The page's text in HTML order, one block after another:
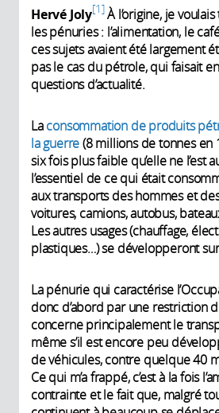
Hervé Joly 1 À l’origine, je
les pénuries : l’alimentation, le
ces sujets avaient été largement
pas le cas du pétrole, qui faisait
questions d’actualité.
Laconsommation de produits
la guerre(8 millions de tonnes en
six fois plus faible qu’elle ne l’est
l’essentiel de ce qui était
aux transports des hommes et
voitures, camions, autobus,
Les autres usages (chauffage,
plastiques…) se développeront
La pénurie qui caractérise
donc d’abord par une restriction
concerne principalement le
même s’il est encore peu
de véhicules, contre quelque 40
Ce qui m’a frappé, c’est à la fois
contrainte et le fait que, malgré